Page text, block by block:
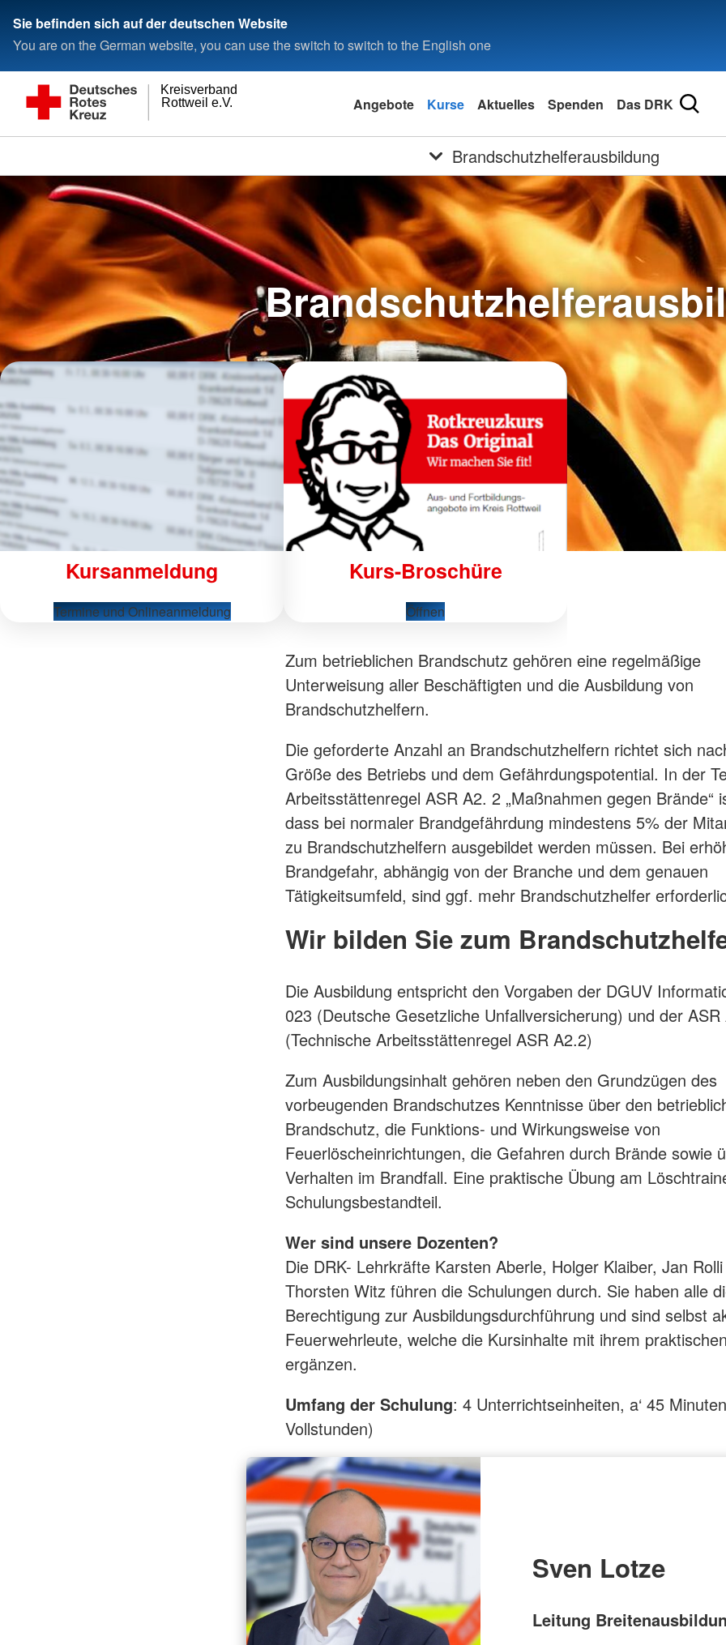
Sie befinden sich auf der deutschen Website
You are on the German website, you can use the switch to switch to the English one
Rottweil e.V.
Kreisverband
Angebote Kurse Aktuelles Spenden Das DRK
Brandschutzhelferausbildung
Kursanmeldung
Termine und Onlineanmeldung
Kurs-Broschüre
Öffnen
Zum betrieblichen Brandschutz gehören eine regelmäßige
Unterweisung aller Beschäftigten und die Ausbildung von
Brandschutzhelfern.
Die geforderte Anzahl an Brandschutzhelfern richtet sich
Größe des Betriebs und dem Gefährdungspotential. In der
Arbeitsstättenregel ASR A2. 2 „Maßnahmen gegen Brände“
dass bei normaler Brandgefährdung mindestens 5% der
zu Brandschutzhelfern ausgebildet werden müssen. Bei
Brandgefahr, abhängig von der Branche und dem genauen
Tätigkeitsumfeld, sind ggf. mehr Brandschutzhelfer
Wir bilden Sie zum
Die Ausbildung entspricht den Vorgaben der DGUV
023 (Deutsche Gesetzliche Unfallversicherung) und der ASR
(Technische Arbeitsstättenregel ASR A2.2)
Zum Ausbildungsinhalt gehören neben den Grundzügen des
vorbeugenden Brandschutzes Kenntnisse über den
Brandschutz, die Funktions- und Wirkungsweise von
Feuerlöscheinrichtungen, die Gefahren durch Brände sowie
Verhalten im Brandfall. Eine praktische Übung am
Schulungsbestandteil.
Wer sind unsere Dozenten?
Die DRK- Lehrkräfte Karsten Aberle, Holger Klaiber, Jan
Thorsten Witz führen die Schulungen durch. Sie haben alle
Berechtigung zur Ausbildungsdurchführung und sind selbst
Feuerwehrleute, welche die Kursinhalte mit ihrem
ergänzen.
Umfang der Schulung: 4 Unterrichtseinheiten, a‘ 45
Vollstunden)
Sven Lotze
Leitung